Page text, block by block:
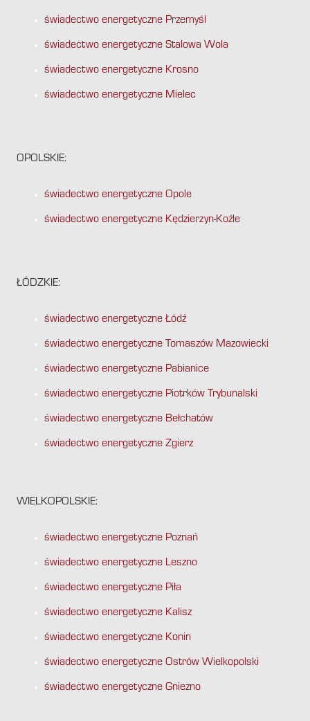
świadectwo energetyczne Przemyśl
świadectwo energetyczne Stalowa Wola
świadectwo energetyczne Krosno
świadectwo energetyczne Mielec
OPOLSKIE:
świadectwo energetyczne Opole
świadectwo energetyczne Kędzierzyn-Koźle
ŁÓDZKIE:
świadectwo energetyczne Łódź
świadectwo energetyczne Tomaszów Mazowiecki
świadectwo energetyczne Pabianice
świadectwo energetyczne Piotrków Trybunalski
świadectwo energetyczne Bełchatów
świadectwo energetyczne Zgierz
WIELKOPOLSKIE:
świadectwo energetyczne Poznań
świadectwo energetyczne Leszno
świadectwo energetyczne Piła
świadectwo energetyczne Kalisz
świadectwo energetyczne Konin
świadectwo energetyczne Ostrów Wielkopolski
świadectwo energetyczne Gniezno